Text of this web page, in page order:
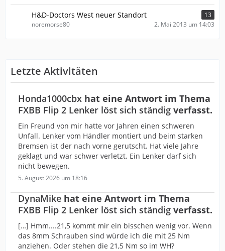
H&D-Doctors West neuer Standort
13
noremorse80
2. Mai 2013 um 14:03
Letzte Aktivitäten
Honda1000cbx hat eine Antwort im Thema
FXBB Flip 2 Lenker löst sich ständig verfasst.
Ein Freund von mir hatte vor Jahren einen schweren
Unfall. Lenker vom Händler montiert und beim starken
Bremsen ist der nach vorne gerutscht. Hat viele Jahre
geklagt und war schwer verletzt. Ein Lenker darf sich
nicht bewegen.
5. August 2026 um 18:16
DynaMike hat eine Antwort im Thema
FXBB Flip 2 Lenker löst sich ständig verfasst.
[…] Hmm....21,5 kommt mir ein bisschen wenig vor. Wenn
das 8mm Schrauben sind würde ich die mit 25 Nm
anziehen. Oder stehen die 21,5 Nm so im WH?